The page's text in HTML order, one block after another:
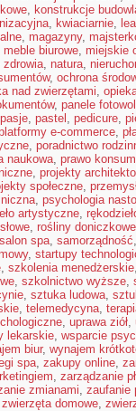
, konstrukcje
, kwiaciarnie,
, magazyny,
meble biurowe, miejskie
zdrowia, natura,
, ochrona
nad zwierzętami,
, panele
pasje, pastel , pedicure,
e-commerce,
, poradnictwo
naukowa, prawo
, projekty
społeczne,
, psychologia
artystyczne,
, rośliny doniczkowe
salon spa, samorządność
, startupy
, szkolenia menedżerskie
, szkolnictwo wyższe,
, sztuka ludowa,
, telemedycyna,
, uprawa ziół,
lekarskie, wsparcie
biur, wynajem
spa, zakupy online,
, zarządzanie
zmianami, zaufanie
zwierzęta domowe,